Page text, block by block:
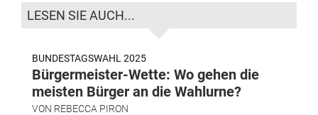
LESEN SIE AUCH...
BUNDESTAGSWAHL 2025
Bürgermeister-Wette: Wo gehen die
meisten Bürger an die Wahlurne?
VON REBECCA PIRON